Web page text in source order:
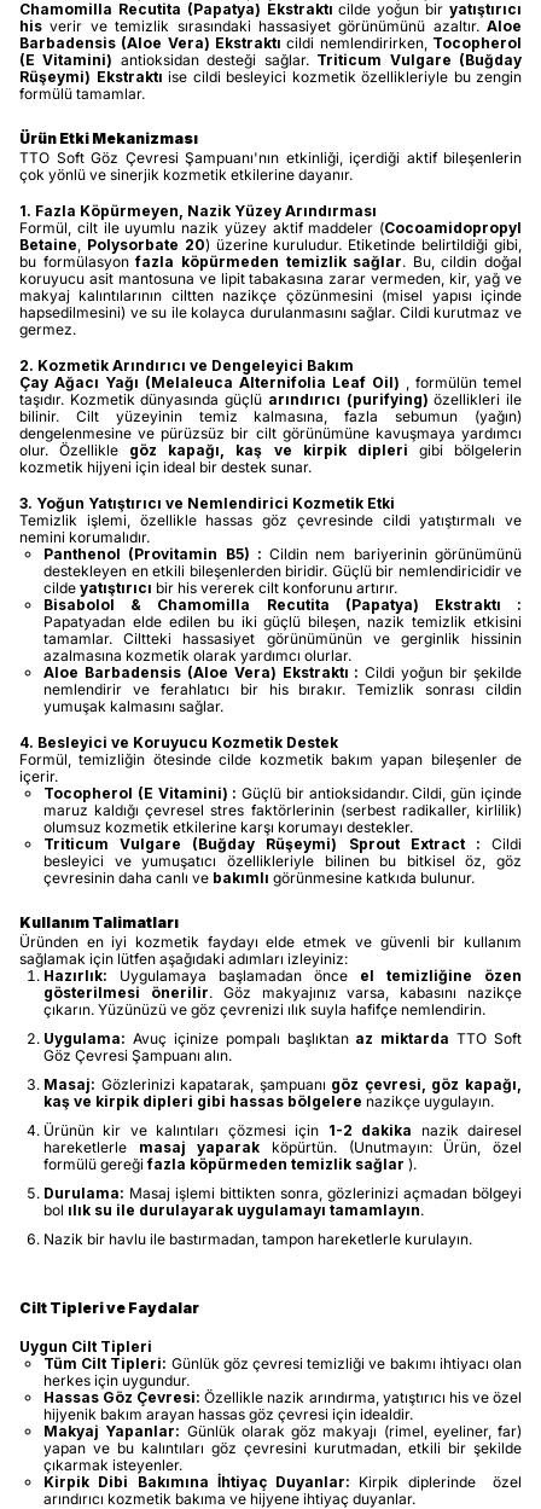
Chamomilla Recutita (Papatya) Ekstraktı cilde yoğun biryatıştırıcı
his verir ve temizlik sırasındaki hassasiyet görünümünü azaltır. Aloe
Barbadensis (Aloe Vera) Ekstraktı cildi nemlendirirken, Tocopherol
(E Vitamini) antioksidan desteği sağlar. Triticum Vulgare (Buğday
Rüşeymi) Ekstraktı ise cildi besleyici kozmetik özellikleriyle bu zengin
formülü tamamlar.
Ürün Etki Mekanizması
TTO Soft Göz Çevresi Şampuanı'nın etkinliği, içerdiği aktif bileşenlerin
çok yönlü ve sinerjik kozmetik etkilerine dayanır.
1. Fazla Köpürmeyen, Nazik Yüzey Arındırması
Formül, cilt ile uyumlu nazik yüzey aktif maddeler (Cocoamidopropyl
Betaine
Polysorbate 20) üzerine kuruludur. Etiketinde belirtildiği gibi,
bu formülasyonfazla köpürmeden temizlik sağlar. Bu, cildin doğal
koruyucu asit mantosuna ve lipit tabakasına zarar vermeden, kir, yağ ve
makyaj kalıntılarının ciltten nazikçe çözünmesini (misel yapısı içinde
hapsedilmesini) ve su ile kolayca durulanmasını sağlar. Cildi kurutmaz ve
germez.
2. Kozmetik Arındırıcı ve Dengeleyici Bakım
Çay Ağacı Yağı (Melaleuca Alternifolia Leaf Oil) , formülün temel
taşıdır. Kozmetik dünyasında güçlü arındırıcı (purifying) özellikleri ile
bilinir. Cilt yüzeyinin temiz kalmasına, fazla sebumun (yağın)
dengelenmesine ve pürüzsüz bir cilt görünümüne kavuşmaya yardımcı
olur. Özellikle göz kapağı, kaş ve kirpik dipleri gibi bölgelerin
kozmetik hijyeni için ideal bir destek sunar.
3. Yoğun Yatıştırıcı ve Nemlendirici Kozmetik Etki
Temizlik işlemi, özellikle hassas göz çevresinde cildi yatıştırmalı ve
nemini korumalıdır.
Panthenol (Provitamin B5) : Cildin nem bariyerinin görünümünü
destekleyen en etkili bileşenlerden biridir. Güçlü bir nemlendiricidir ve
cilde yatıştırıcı bir his vererek cilt konforunu artırır.
Bisabolol & Chamomilla Recutita (Papatya) Ekstraktı :
Papatyadan elde edilen bu iki güçlü bileşen, nazik temizlik etkisini
tamamlar. Ciltteki hassasiyet görünümünün ve gerginlik hissinin
azalmasına kozmetik olarak yardımcı olurlar.
Aloe Barbadensis (Aloe Vera) Ekstraktı : Cildi yoğun bir şekilde
nemlendirir ve ferahlatıcı bir his bırakır. Temizlik sonrası cildin
yumuşak kalmasını sağlar.
4. Besleyici ve Koruyucu Kozmetik Destek
Formül, temizliğin ötesinde cilde kozmetik bakım yapan bileşenler de
içerir.
Tocopherol (E Vitamini) : Güçlü bir antioksidandır. Cildi, gün içinde
maruz kaldığı çevresel stres faktörlerinin (serbest radikaller, kirlilik)
olumsuz kozmetik etkilerine karşı korumayı destekler.
Triticum Vulgare (Buğday Rüşeymi) Sprout Extract : Cildi
besleyici ve yumuşatıcı özellikleriyle bilinen bu bitkisel öz, göz
çevresinin daha canlı ve bakımlı görünmesine katkıda bulunur.
Kullanım Talimatları
Üründen en iyi kozmetik faydayı elde etmek ve güvenli bir kullanım
sağlamak için lütfen aşağıdaki adımları izleyiniz:
Hazırlık: Uygulamaya başlamadan önce el temizliğine özen
gösterilmesi önerilir. Göz makyajınız varsa, kabasını nazikçe
çıkarın. Yüzünüzü ve göz çevrenizi ılık suyla hafifçe nemlendirin.
Uygulama: Avuç içinize pompalı başlıktan az miktarda TTO Soft
Göz Çevresi Şampuanı alın.
Masaj: Gözlerinizi kapatarak, şampuanı göz çevresi, göz kapağı,
kaş ve kirpik dipleri gibi hassas bölgelere nazikçe uygulayın.
Ürünün kir ve kalıntıları çözmesi için 1-2 dakika nazik dairesel
hareketlerle masaj yaparak köpürtün. (Unutmayın: Ürün, özel
formülü gereğifazla köpürmeden temizlik sağlar ).
Durulama: Masaj işlemi bittikten sonra, gözlerinizi açmadan bölgeyi
bol ılık su ile durulayarak uygulamayı tamamlayın.
Nazik bir havlu ile bastırmadan, tampon hareketlerle kurulayın.
Cilt Tipleri ve Faydalar
Uygun Cilt Tipleri
Tüm Cilt Tipleri: Günlük göz çevresi temizliği ve bakımı ihtiyacı olan
herkes için uygundur.
Hassas Göz Çevresi: Özellikle nazik arındırma, yatıştırıcı his ve özel
hijyenik bakım arayan hassas göz çevresi için idealdir.
Makyaj Yapanlar: Günlük olarak göz makyajı (rimel, eyeliner, far)
yapan ve bu kalıntıları göz çevresini kurutmadan, etkili bir şekilde
çıkarmak isteyenler.
Kirpik Dibi Bakımına İhtiyaç Duyanlar: Kirpik diplerinde özel
arındırıcı kozmetik bakıma ve hijyene ihtiyaç duyanlar.